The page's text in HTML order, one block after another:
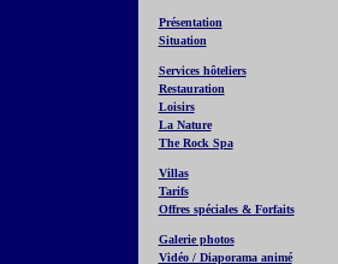
Présentation
Situation
Services hôteliers
Restauration
Loisirs
La Nature
The Rock Spa
Villas
Tarifs
Offres spéciales & Forfaits
Galerie photos
Vidéo / Diaporama animé